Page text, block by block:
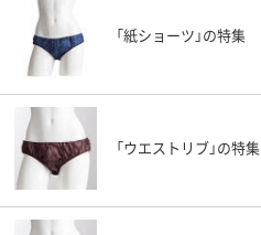
「紙ショーツ」の特集
「ウエストリブ」の特集